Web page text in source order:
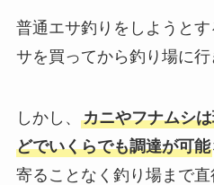
普通エサ釣りをしようと
サを買ってから釣り場に行
しかし、 カニやフナムシ
どでいくらでも調達が可能
寄ることなく釣り場まで直